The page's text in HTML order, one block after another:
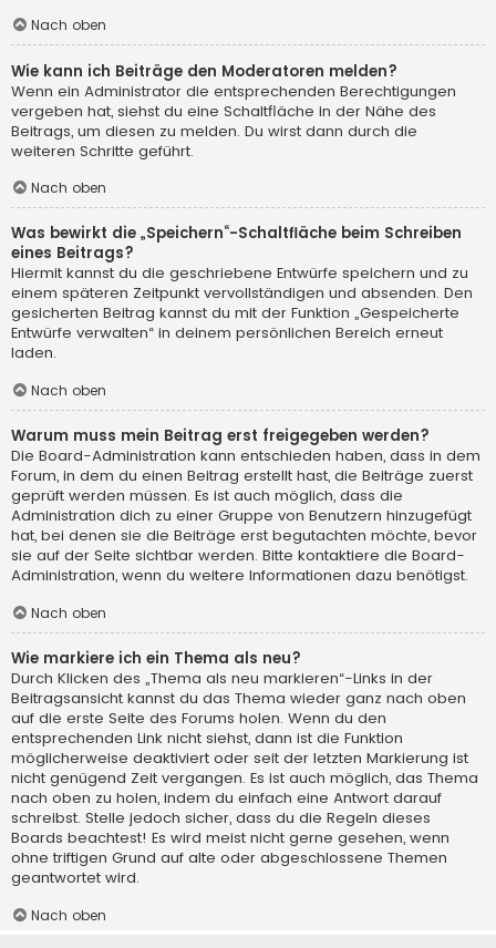
Nach oben
Wie kann ich Beiträge den Moderatoren melden?
Wenn ein Administrator die entsprechenden Berechtigungen
vergeben hat, siehst du eine Schaltfläche in der Nähe des
Beitrags, um diesen zu melden. Du wirst dann durch die
weiteren Schritte geführt.
Nach oben
Was bewirkt die „Speichern“-Schaltfläche beim Schreiben
eines Beitrags?
Hiermit kannst du die geschriebene Entwürfe speichern und zu
einem späteren Zeitpunkt vervollständigen und absenden. Den
gesicherten Beitrag kannst du mit der Funktion „Gespeicherte
Entwürfe verwalten“ in deinem persönlichen Bereich erneut
laden.
Nach oben
Warum muss mein Beitrag erst freigegeben werden?
Die Board-Administration kann entschieden haben, dass in dem
Forum, in dem du einen Beitrag erstellt hast, die Beiträge zuerst
geprüft werden müssen. Es ist auch möglich, dass die
Administration dich zu einer Gruppe von Benutzern hinzugefügt
hat, bei denen sie die Beiträge erst begutachten möchte, bevor
sie auf der Seite sichtbar werden. Bitte kontaktiere die Board-
Administration, wenn du weitere Informationen dazu benötigst.
Nach oben
Wie markiere ich ein Thema als neu?
Durch Klicken des „Thema als neu markieren“-Links in der
Beitragsansicht kannst du das Thema wieder ganz nach oben
auf die erste Seite des Forums holen. Wenn du den
entsprechenden Link nicht siehst, dann ist die Funktion
möglicherweise deaktiviert oder seit der letzten Markierung ist
nicht genügend Zeit vergangen. Es ist auch möglich, das Thema
nach oben zu holen, indem du einfach eine Antwort darauf
schreibst. Stelle jedoch sicher, dass du die Regeln dieses
Boards beachtest! Es wird meist nicht gerne gesehen, wenn
ohne triftigen Grund auf alte oder abgeschlossene Themen
geantwortet wird.
Nach oben